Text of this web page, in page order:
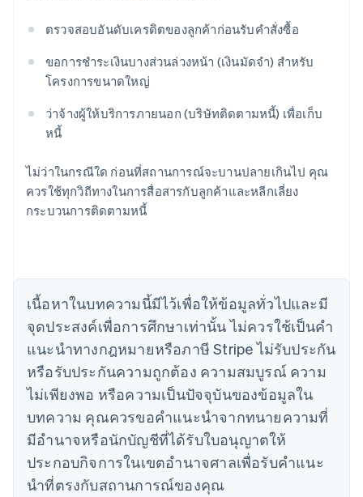
ตรวจสอบอันดับเครดิตของลูกค้าก่อนรับคําสั่งซื้อ
ขอการชำระเงินบางส่วนล่วงหน้า (เงินมัดจำ) สําหรับ
โครงการขนาดใหญ่
ว่าจ้างผู้ให้บริการภายนอก (บริษัทติดตามหนี้) เพื่อเก็บ
หนี้
ไม่ว่าในกรณีใด ก่อนที่สถานการณ์จะบานปลายเกินไป คุณ
ควรใช้ทุกวิถีทางในการสื่อสารกับลูกค้าและหลีกเลี่ยง
กระบวนการติดตามหนี้
เนื้อหาในบทความนี้มีไว้เพื่อให้ข้อมูลทั่วไปและมี
จุดประสงค์เพื่อการศึกษาเท่านั้น ไม่ควรใช้เป็นคํา
แนะนําทางกฎหมายหรือภาษี Stripe ไม่รับประกัน
หรือรับประกันความถูกต้อง ความสมบูรณ์ ความ
ไม่เพียงพอ หรือความเป็นปัจจุบันของข้อมูลใน
บทความ คุณควรขอคําแนะนําจากทนายความที่
มีอํานาจหรือนักบัญชีที่ได้รับใบอนุญาตให้
ประกอบกิจการในเขตอํานาจศาลเพื่อรับคําแนะ
นําที่ตรงกับสถานการณ์ของคุณ
English
เขตบริหารพิเศษฮ่องกง ประเทศจีน
English 简体中文
简体中文English
ไซปรัส
English
ญี่ปุ่น
日本語 English
เดนมาร์ก
English
ไทย
English
นอร์เวย์
English
นิวซีแลนด์